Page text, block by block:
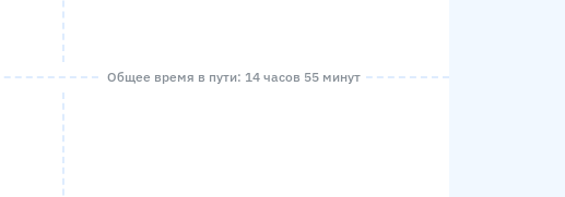
Общее время в пути: 14 часов 55 минут